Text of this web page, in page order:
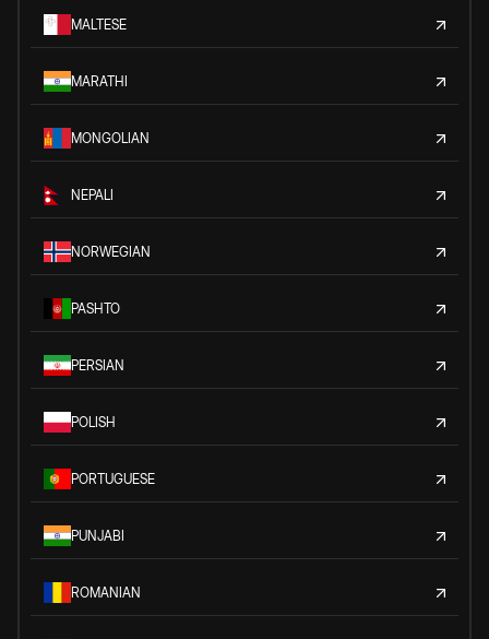
MALTESE
MARATHI
MONGOLIAN
NEPALI
NORWEGIAN
PASHTO
PERSIAN
POLISH
PORTUGUESE
PUNJABI
ROMANIAN